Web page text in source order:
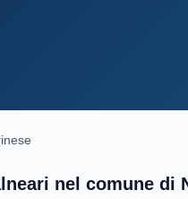
nel comune di